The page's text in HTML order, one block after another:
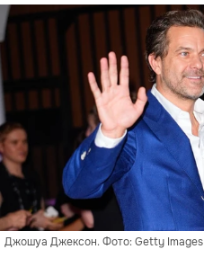
Джошуа Джексон. Фото: Getty Images